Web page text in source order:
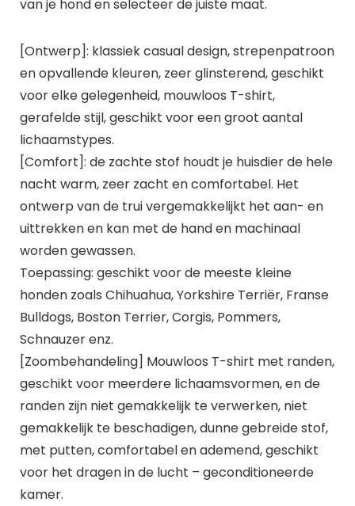
van je hond en selecteer de juiste maat.
[Ontwerp]: klassiek casual design, strepenpatroon
en opvallende kleuren, zeer glinsterend, geschikt
voor elke gelegenheid, mouwloos T-shirt,
gerafelde stijl, geschikt voor een groot aantal
lichaamstypes.
[Comfort]: de zachte stof houdt je huisdier de hele
nacht warm, zeer zacht en comfortabel. Het
ontwerp van de trui vergemakkelijkt het aan- en
uittrekken en kan met de hand en machinaal
worden gewassen.
Toepassing: geschikt voor de meeste kleine
honden zoals Chihuahua, Yorkshire Terriër, Franse
Bulldogs, Boston Terrier, Corgis, Pommers,
Schnauzer enz.
[Zoombehandeling] Mouwloos T-shirt met randen,
geschikt voor meerdere lichaamsvormen, en de
randen zijn niet gemakkelijk te verwerken, niet
gemakkelijk te beschadigen, dunne gebreide stof,
met putten, comfortabel en ademend, geschikt
voor het dragen in de lucht – geconditioneerde
kamer.